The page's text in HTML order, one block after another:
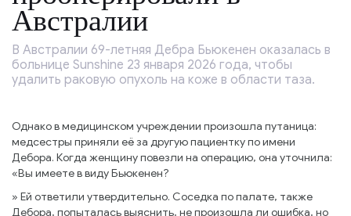
Австралии
В Австралии 69-летняя Дебра Бьюкенен оказалась в
больнице Sunshine 23 января 2026 года, чтобы
удалить раковую опухоль на коже в области таза.
Однако в медицинском учреждении произошла путаница:
медсестры приняли её за другую пациентку по имени
Дебора. Когда женщину повезли на операцию, она уточнила:
«Вы имеете в виду Бьюкенен?
» Ей ответили утвердительно. Соседка по палате, также
Дебора, попыталась выяснить, не произошла ли ошибка, но